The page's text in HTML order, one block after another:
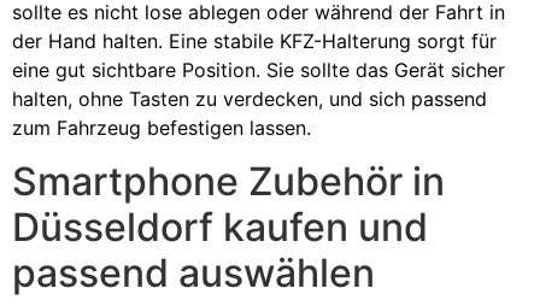
sollte es nicht lose ablegen oder während der Fahrt in
der Hand halten. Eine stabile KFZ-Halterung sorgt für
eine gut sichtbare Position. Sie sollte das Gerät sicher
halten, ohne Tasten zu verdecken, und sich passend
zum Fahrzeug befestigen lassen.
Smartphone Zubehör in
Düsseldorf kaufen und
passend auswählen